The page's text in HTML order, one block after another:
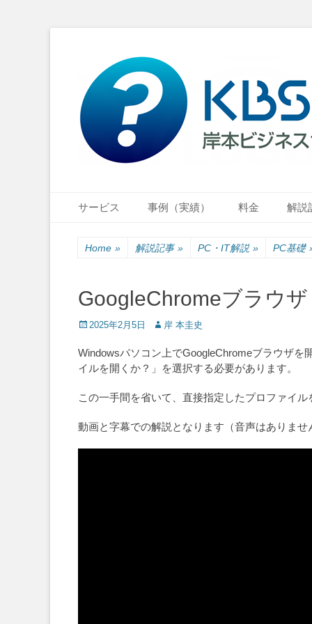
岸本ビジネスサ
小さな会社・小さなお店のIT経営をナビゲーション
Primary Menu
サービス 事例（実績） 料金 解説
Home » 解説記事 » PC・IT解説 » PC基礎
GoogleChromeブラウ
Posted
2025年2月5日 Author
岸 本圭史
Windowsパソコン上でGoogleChromeブラウザ
イルを開くか？」を選択する必要があります。
この一手間を省いて、直接指定したプロファイ
動画と字幕での解説となります（音声はありませ